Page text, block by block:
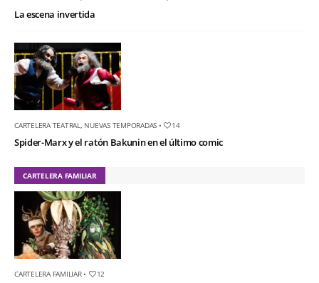
La escena invertida
CARTELERA TEATRAL NUEVAS TEMPORADAS • 14
Spider-Marx y el ratón Bakunin en el último comic
CARTELERA FAMILIAR
CARTELERA FAMILIAR• 12